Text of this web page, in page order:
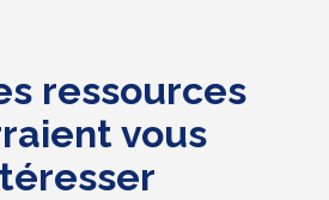
ressources
vous